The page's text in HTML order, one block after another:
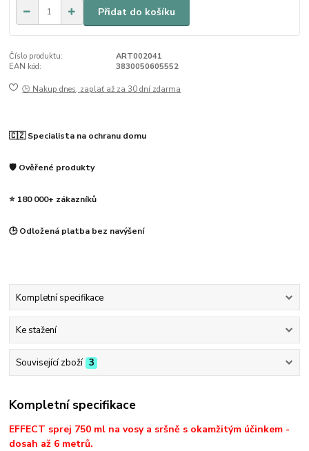
Přidat do košíku
Číslo produktu:
ART002041
EAN kód:
3830050605552
🕒 Nakup dnes, zaplať až za 30 dní zdarma
🇨🇿 Specialista na ochranu domu
🛡️ Ověřené produkty
⭐ 180 000+ zákazníků
🕒 Odložená platba bez navýšení
Kompletní specifikace
Ke stažení
Související zboží 3
Kompletní specifikace
EFFECT sprej 750 ml na vosy a sršně s okamžitým účinkem -
dosah až 6 metrů.